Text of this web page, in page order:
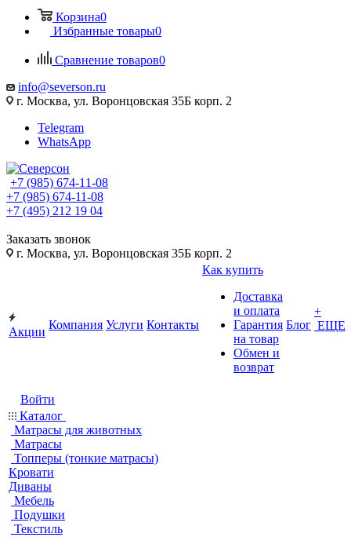
Корзина0
Избранные товары0
Сравнение товаров0
info@severson.ru
г. Москва, ул. Воронцовская 35Б корп. 2
Telegram
WhatsApp
+7 (985) 674-11-08
+7 (985) 674-11-08
+7 (495) 212 19 04
Заказать звонок
г. Москва, ул. Воронцовская 35Б корп. 2
Акции
Компания Услуги Контакты
Как купить
Доставка
и оплата
Гарантия
на товар
Обмен и
возврат
Блог
+
ЕЩЕ
Войти
Каталог
Матрасы для животных
Матрасы
Топперы (тонкие матрасы)
Кровати
Диваны
Мебель
Подушки
Текстиль